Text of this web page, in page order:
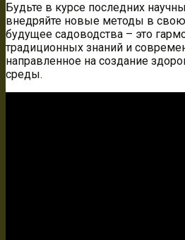
Будьте в курсе последних
внедряйте новые методы в свою
будущее садоводства – это
традиционных знаний и
направленное на создание
среды.